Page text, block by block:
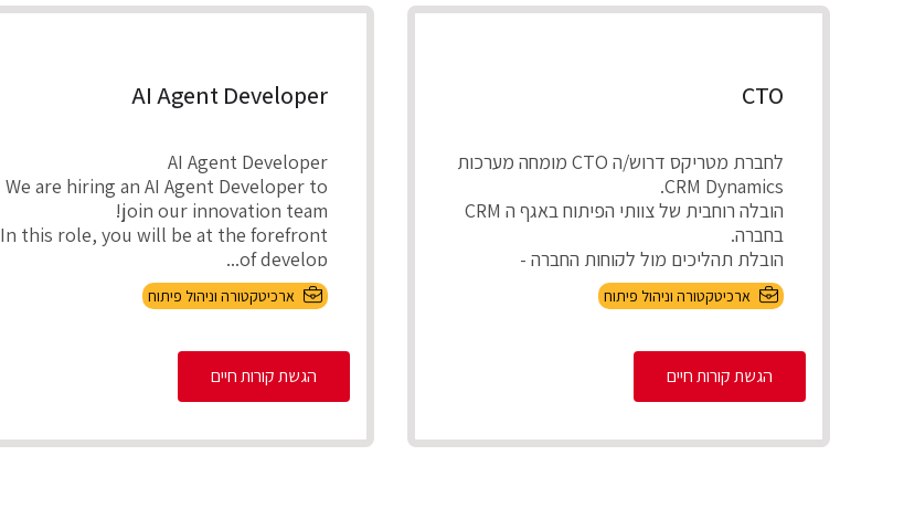
CTO
לחברת מטריקס דרוש/ה CTO מומחה מערכות
CRM Dynamics.
הובלה רוחבית של צוותי הפיתוח באגף ה CRM
בחברה.
הובלת תהליכים מול לקוחות החברה -
PRESA...ארכיטקטורה וניהול פיתוח
הגשת קורות חיים
AI Agent Developer
AI Agent Developer
We are hiring an AI Agent Developer to
join our innovation team!
In this role, you will be at the forefront
of develop...
ארכיטקטורה וניהול פיתוח
הגשת קורות חיים